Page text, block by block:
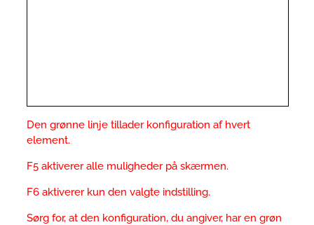
Den grønne linje tillader konfiguration af hvert
element.
F5 aktiverer alle muligheder på skærmen.
F6 aktiverer kun den valgte indstilling.
Sørg for, at den konfiguration, du angiver, har en grøn